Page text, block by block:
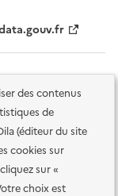
des contenus
de
(éditeur du site
cookies sur
sur «
choix est
Accessibilité des